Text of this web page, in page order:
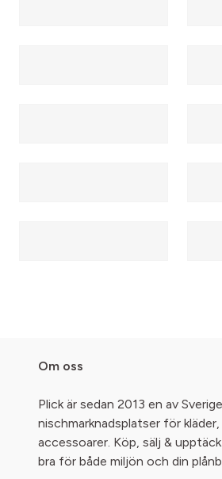
Om oss
Plick är sedan 2013 en av
nischmarknadsplatser för
accessoarer. Köp, sälj &
bra för både miljön och din